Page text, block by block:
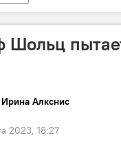
Шольц
Ирина Алкснис
2023, 18:27